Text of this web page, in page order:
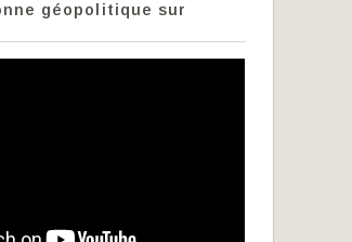
géopolitique sur